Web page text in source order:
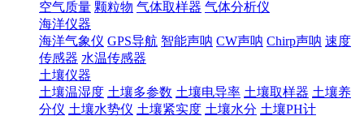
空气质量 颗粒物 气体取样器 气体分析仪
海洋仪器
海洋气象仪 GPS导航 智能声呐 CW声呐 Chirp声呐 速度
传感器 水温传感器
土壤仪器
土壤温湿度 土壤多参数 土壤电导率 土壤取样器 土壤养
分仪 土壤水势仪 土壤紧实度 土壤水分 土壤PH计